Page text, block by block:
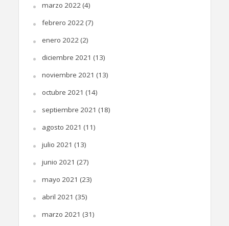
marzo 2022(4)
febrero 2022(7)
enero 2022(2)
diciembre 2021 (13)
noviembre 2021 (13)
octubre 2021 (14)
septiembre 2021 (18)
agosto 2021 (11)
julio 2021 (13)
junio 2021 (27)
mayo 2021 (23)
abril 2021 (35)
marzo 2021 (31)